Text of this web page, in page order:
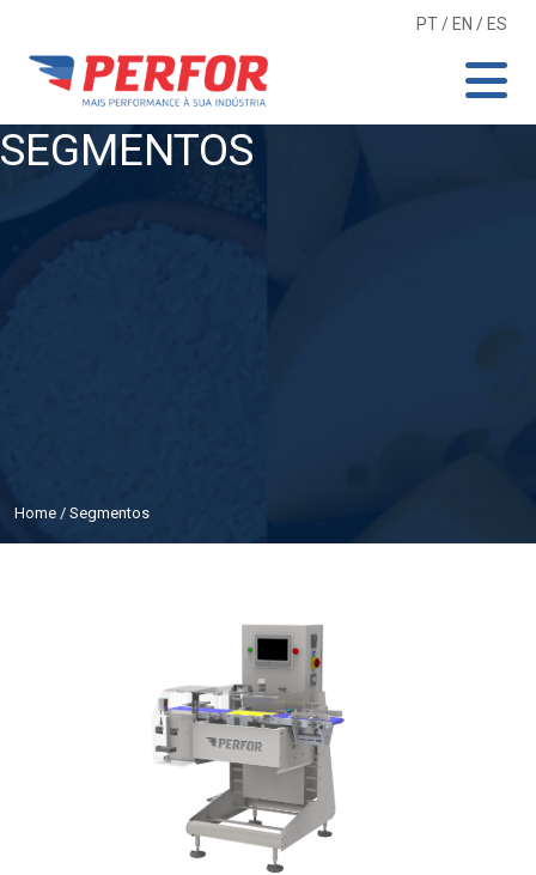
PT/ EN / ES
SEGMENTOS
Home / Segmentos